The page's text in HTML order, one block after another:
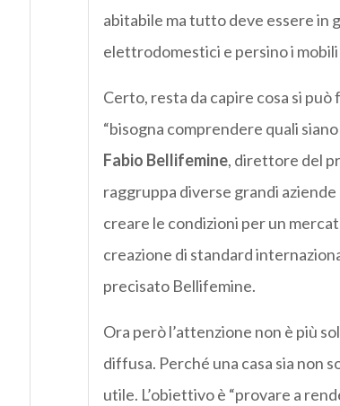
abitabile ma tutto deve essere in
elettrodomestici e persino i mobili
Certo, resta da capire cosa si
“bisogna comprendere quali
Fabio Bellifemine, direttore del
raggruppa diverse grandi
creare le condizioni per un
creazione di standard
precisato Bellifemine.
Ora però l’attenzione non è più
diffusa. Perché una casa sia non
utile. L’obiettivo è “provare a